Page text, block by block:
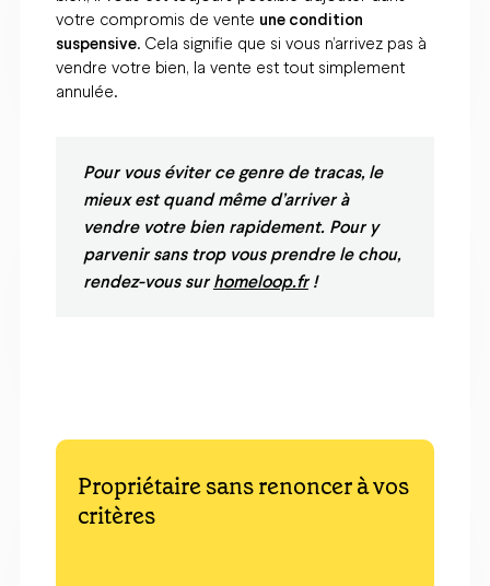
votre compromis de vente une condition
suspensive. Cela signifie que si vous n’arrivez pas à
vendre votre bien, la vente est tout simplement
annulée.
Pour vous éviter ce genre de tracas, le
mieux est quand même d’arriver à
vendre votre bien rapidement. Pour y
parvenir sans trop vous prendre le chou,
rendez-vous surhomeloop.fr!
Propriétaire sans renoncer à vos
critères